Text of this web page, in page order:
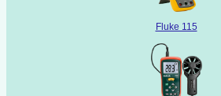
Fluke 115